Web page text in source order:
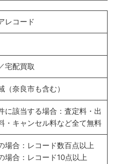
レコード
宅配買取
（奈良市も含む）
に該当する場合：査定料・出
・キャンセル料など全て無料
場合：レコード数百点以上
場合：レコード10点以上